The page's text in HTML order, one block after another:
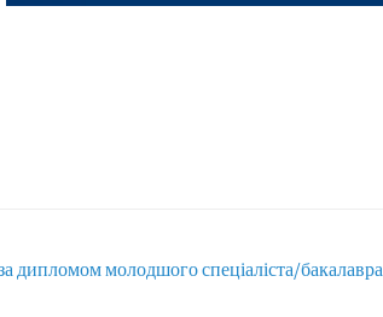
молодшого спеціаліста/бакалавра